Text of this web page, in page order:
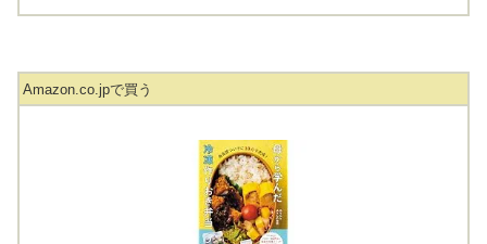
Amazon.co.jpで買う